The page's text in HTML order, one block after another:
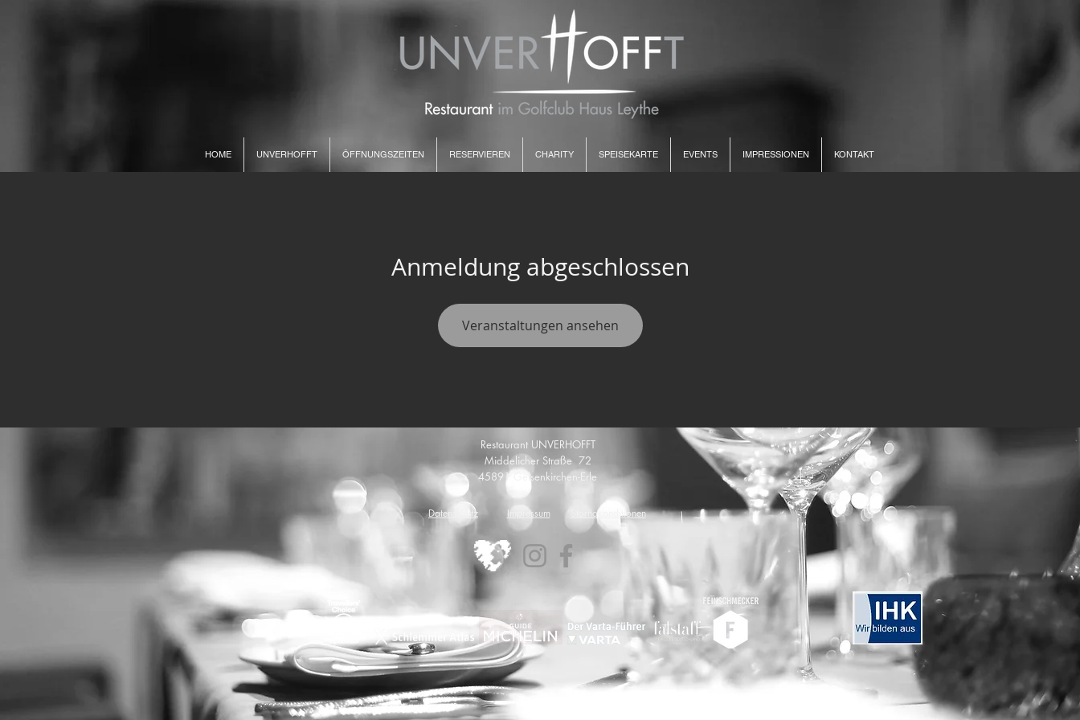
HOME UNVERHOFFT ÖFFNUNGSZEITEN RESERVIEREN CHARITY SPEISEKARTE EVENTS IMPRESSIONEN KONTAKT
Anmeldung abgeschlossen
Veranstaltungen ansehen
Restaurant UNVERHOFFT
Middelicher Straße 72
45891 Gelsenkirchen-Erle
Datenschutz Impressum Stornokonditionen